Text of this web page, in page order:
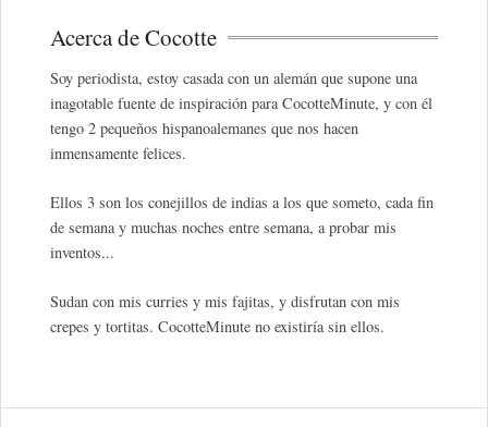
Acerca de Cocotte
Soy periodista, estoy casada con un alemán que supone una
inagotable fuente de inspiración para CocotteMinute, y con él
tengo 2 pequeños hispanoalemanes que nos hacen
inmensamente felices.
Ellos 3 son los conejillos de indias a los que someto, cada fin
de semana y muchas noches entre semana, a probar mis
inventos...
Sudan con mis curries y mis fajitas, y disfrutan con mis
crepes y tortitas. CocotteMinute no existiría sin ellos.